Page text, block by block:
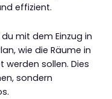
effizient.
mit dem Einzug in
wie die Räume in
sollen. Dies
sondern